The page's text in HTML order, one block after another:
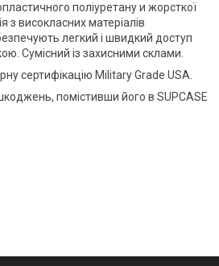
поліуретану и жорсткої
з високласних матеріалів
легкий і швидкий доступ
Сумісний із захисними склами.
сертифікацію Military Grade USA.
помістивши його в SUPCASE